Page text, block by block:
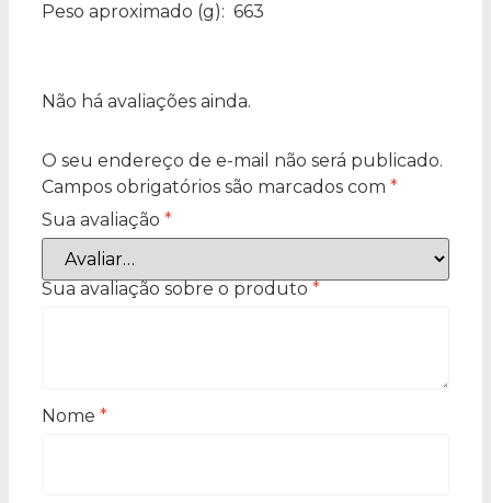
Peso aproximado (g): 663
Não há avaliações ainda.
O seu endereço de e-mail não será publicado.
Campos obrigatórios são marcados com *
Sua avaliação *
Sua avaliação sobre o produto *
Nome *